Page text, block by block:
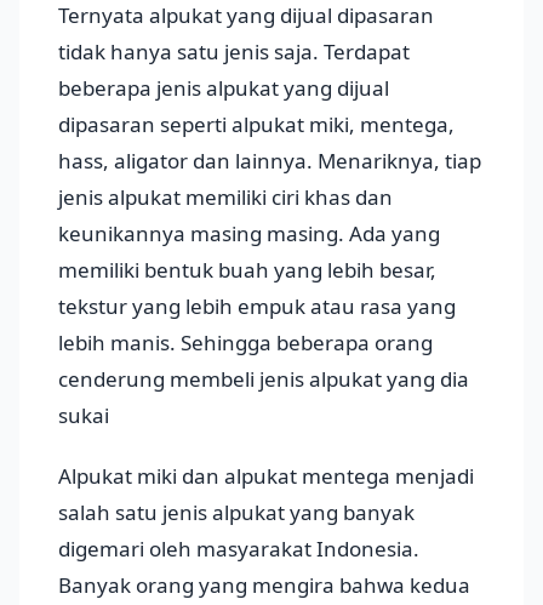
Ternyata alpukat yang dijual dipasaran
tidak hanya satu jenis saja. Terdapat
beberapa jenis alpukat yang dijual
dipasaran seperti alpukat miki, mentega,
hass, aligator dan lainnya. Menariknya, tiap
jenis alpukat memiliki ciri khas dan
keunikannya masing masing. Ada yang
memiliki bentuk buah yang lebih besar,
tekstur yang lebih empuk atau rasa yang
lebih manis. Sehingga beberapa orang
cenderung membeli jenis alpukat yang dia
sukai
Alpukat miki dan alpukat mentega menjadi
salah satu jenis alpukat yang banyak
digemari oleh masyarakat Indonesia.
Banyak orang yang mengira bahwa kedua